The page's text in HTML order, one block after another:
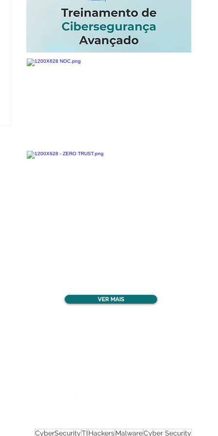
VER MAIS
CyberSecurityTI Hackers MalwareCyber Security